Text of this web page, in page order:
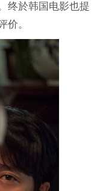
终於韩国电影也提
价。